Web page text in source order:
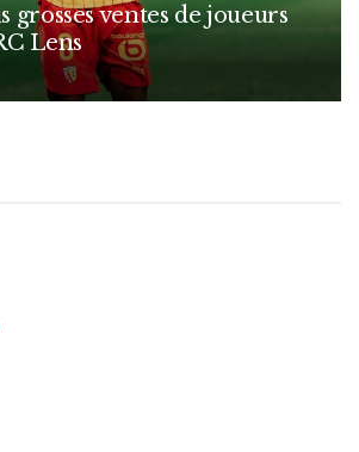
grosses ventes de joueurs
Lens